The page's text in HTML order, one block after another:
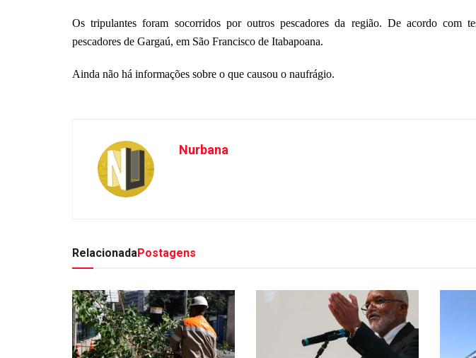
Os tripulantes foram socorridos por outros pescadores da região. De acordo com
pescadores de Gargaú, em São Francisco de Itabapoana.
Ainda não há informações sobre o que causou o naufrágio.
Nurbana
RelacionadaPostagens